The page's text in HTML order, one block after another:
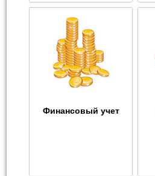
Финансовый учет